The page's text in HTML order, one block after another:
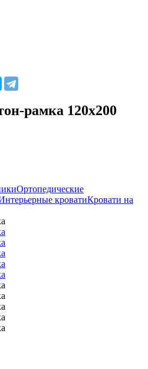
рамка 120x200
Ортопедические
кроватиКровати на